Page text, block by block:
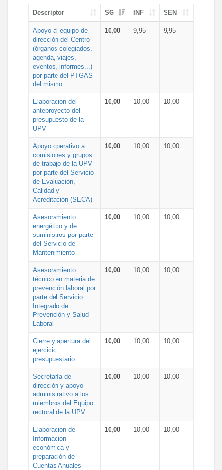
Descriptor SG INF SEN
Apoyo al equipo de
dirección del Centro
(órganos colegiados,
agenda, viajes,
eventos, informes...)
por parte del PTGAS
del mismo
10,00 9,95 9,95
Elaboración del
anteproyecto del
presupuesto de la
UPV
10,00 10,00 10,00
Apoyo operativo a
comisiones y grupos
de trabajo de la UPV
por parte del Servicio
de Evaluación,
Calidad y
Acreditación (SECA)
10,00 10,00 10,00
Asesoramiento
energético y de
suministros por parte
del Servicio de
Mantenimiento
10,00 10,00 10,00
Asesoramiento
técnico en materia de
prevención laboral por
parte del Servicio
Integrado de
Prevención y Salud
Laboral
10,00 10,00 10,00
Cierre y apertura del
ejercicio
presupuestario
10,00 10,00 10,00
Secretaría de
dirección y apoyo
administrativo a los
miembros del Equipo
rectoral de la UPV
10,00 10,00 10,00
Elaboración de
Información
económica y
preparación de
Cuentas Anuales
10,00 10,00 10,00